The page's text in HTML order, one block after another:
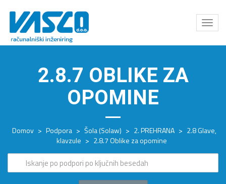
Odpri
meni
2.8.7 OBLIKE ZA
OPOMINE
Domov > Podpora > Šola (Solaw) > 2. PREHRANA > 2.8 Glave,
klavzule > 2.8.7 Oblike za opomine